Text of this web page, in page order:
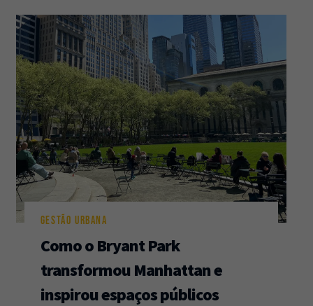
GESTÃO URBANA
Como o Bryant Park
transformou Manhattan e
inspirou espaços públicos